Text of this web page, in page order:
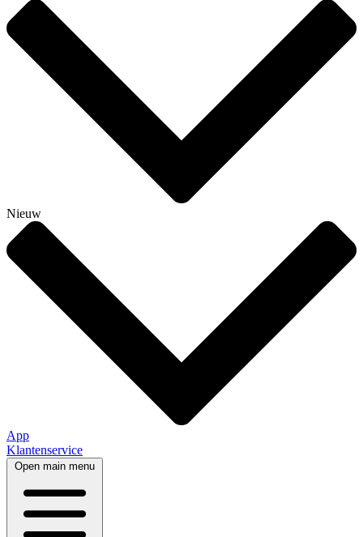
Nieuw
App
Klantenservice
Open main menu